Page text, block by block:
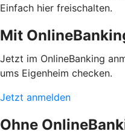
Einfach hier freischalten.
Mit
Jetzt im OnlineBanking
ums Eigenheim checken.
Jetzt anmelden
Ohne